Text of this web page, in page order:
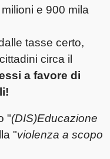
e 900 mila
tasse certo,
circa il
a favore di
"(DIS)Educazione
"violenza a scopo